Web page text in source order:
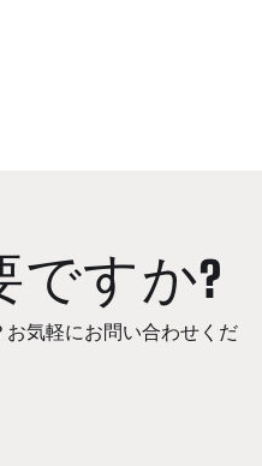
ですか?
気軽にお問い合わせくだ